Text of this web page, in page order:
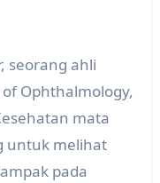
seorang ahli
Ophthalmology,
mata
untuk melihat
pada